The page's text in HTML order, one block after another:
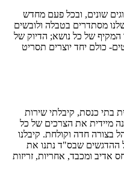
שונים, ובכל פעם מחדש
מסתדרים בטבלה ולובשים
המקיף של כל נושא; הדיוק של
כולם יחד יוצרים תסריט
בתי כנסת, קיבלתי שירות
מיידית את הצרכים של כל
בצורה חדה וקולחת. קיבלנו
ההדגשים שבס"ד נתנו את
אדיב ומכבד, אחריות, זריזות